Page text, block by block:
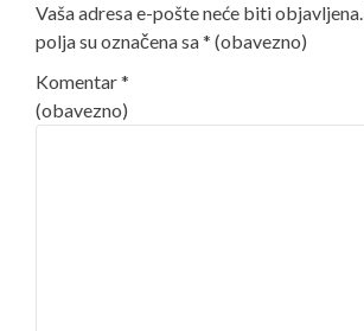
Vaša adresa e-pošte neće biti objavljena.
polja su označena sa* (obavezno)
Komentar*
(obavezno)